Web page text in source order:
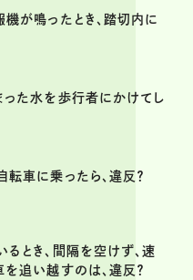
が鳴ったとき、踏切内に
った水を歩行者にかけてし
転車に乗ったら、違反？
とき、間隔を空けず、速
追い越すのは、違反？